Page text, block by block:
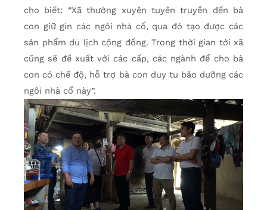
cho biết: “Xã thường xuyên tuyên truyền đến bà
con giữ gìn các ngôi nhà cổ, qua đó tạo được các
sản phẩm du lịch cộng đồng. Trong thời gian tới xã
cũng sẽ đề xuất với các cấp, các ngành để cho bà
con có chế độ, hỗ trợ bà con duy tu bảo dưỡng các
ngôi nhà cổ này”.